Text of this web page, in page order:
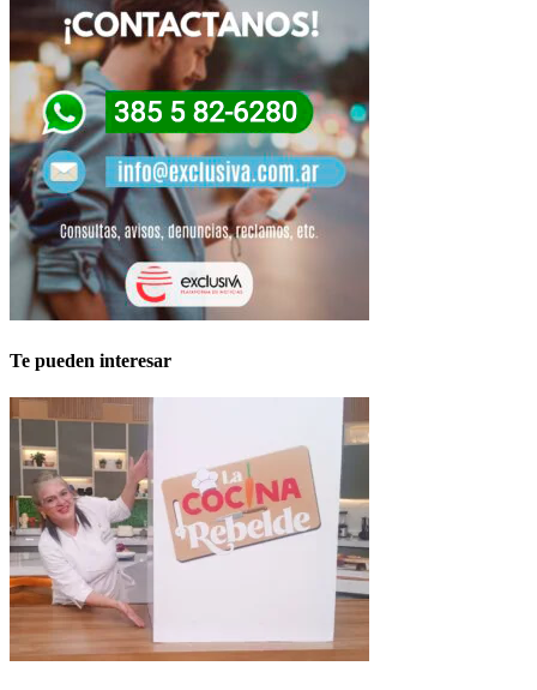
Te pueden interesar